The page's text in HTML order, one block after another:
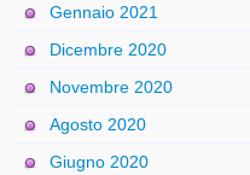
Gennaio 2021
Dicembre 2020
Novembre 2020
Agosto 2020
Giugno 2020